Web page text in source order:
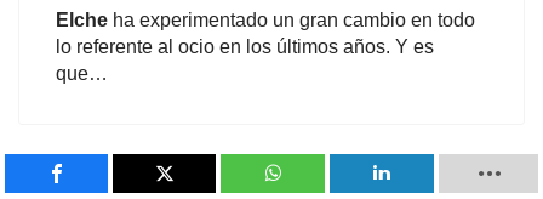
Elche ha experimentado un gran cambio en todo
lo referente al ocio en los últimos años. Y es
que…